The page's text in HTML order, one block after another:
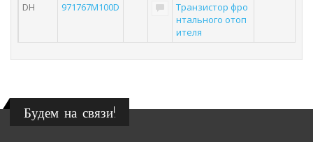
DH
971767M100D
Транзистор фро
нтального отоп
ителя
Будем на связи!